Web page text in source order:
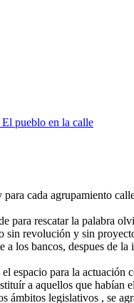
El pueblo en la calle
cada agrupamiento
rescatar la palabra
sin revolución y sin
los bancos, despues de
espacio para la
a aquellos que habían
legislativos , se